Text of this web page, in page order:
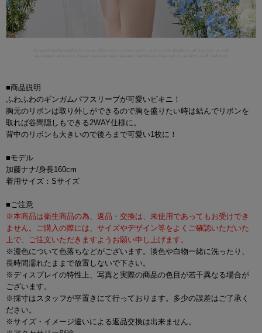
■商品説明
ふわふわのギンガムパフスリーブが可愛いビキニ！
胸元のリボンは取り外しができるので胸を盛りたい時は結んでリボンを
取れば谷間隠しもできる2WAY仕様に。
背中のリボンも大きいので後ろまで可愛い1枚に！
■モデル
加藤ナナ/身長160cm
着用サイズ：Sサイズ
■ご注意
※本商品は衛生商品の為、返品・交換は、未使用であってもお受けでき
ません。ご購入の際には、サイズやデザイン等をよくご確認いただいた
上で、ご注文いただきますようお願い申し上げます。
※濃色について色落ちなどがございます。淡色や白物一緒に洗ったり、
長時間濡れたままで放置しないで下さい。
※ディスプレイの特性上、写真と実際の商品の色目が若干異なる場合が
ございます。
※採寸はスタッフが平置きにて行っております。多少の誤差はご了承く
ださい。
※サイズ・イメージ違いによる返品交換は出来ません。